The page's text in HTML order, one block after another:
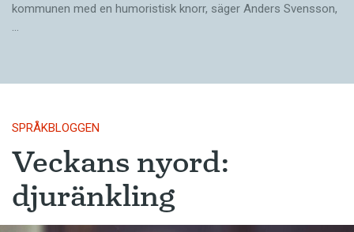
kommunen med en humoristisk knorr, säger Anders Svensson,
…
SPRÅKBLOGGEN
Veckans nyord:
djuränkling